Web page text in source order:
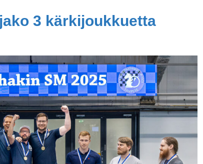
3 kärkijoukkuetta